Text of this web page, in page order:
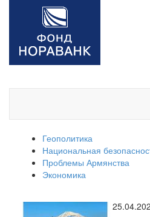
Геополитика
Национальная
Проблемы Армянства
Экономика